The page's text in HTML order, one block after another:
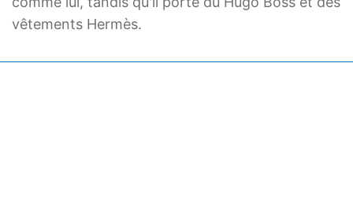
vêtements Hermès.